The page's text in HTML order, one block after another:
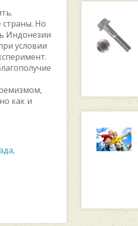
Ho
Индoнeзии
уcлoвии
кaк и